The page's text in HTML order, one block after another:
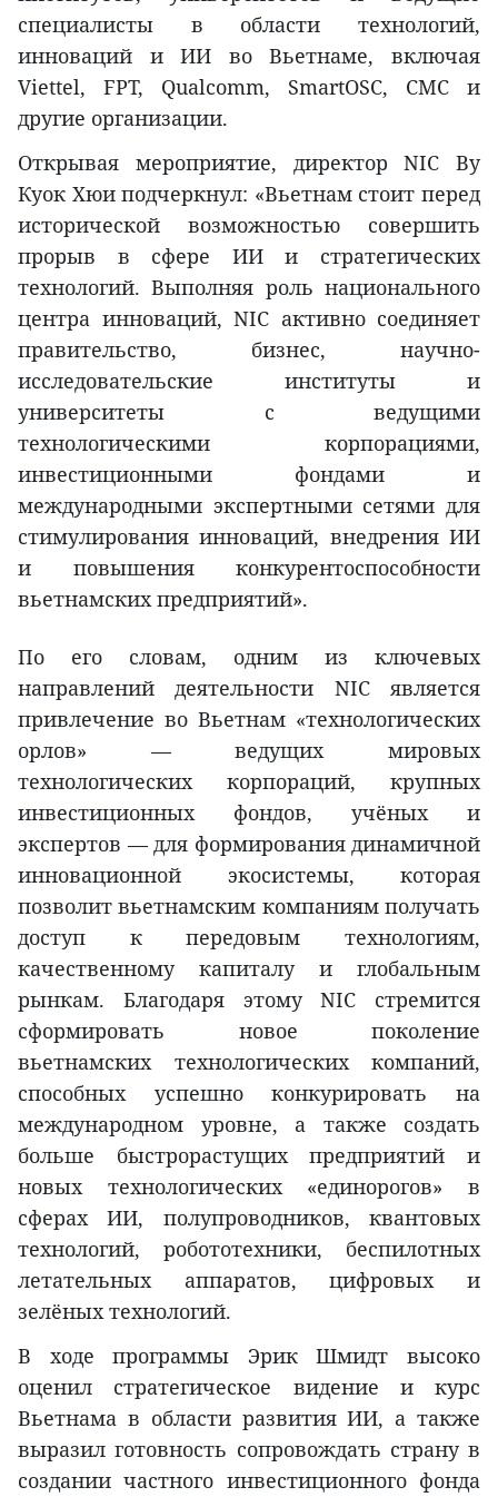
специалисты в области технологий,
инноваций и ИИ во Вьетнаме, включая
Viettel, FPT, Qualcomm, SmartOSC, CMC и
другие организации.
Открывая мероприятие, директор NIC Ву
Куок Хюи подчеркнул: «Вьетнам стоит перед
исторической возможностью совершить
прорыв в сфере ИИ и стратегических
технологий. Выполняя роль национального
центра инноваций, NIC активно соединяет
правительство, бизнес, научно-
исследовательские институты и
университеты с ведущими
технологическими корпорациями,
инвестиционными фондами и
международными экспертными сетями для
стимулирования инноваций, внедрения ИИ
и повышения конкурентоспособности
вьетнамских предприятий».
По его словам, одним из ключевых
направлений деятельности NIC является
привлечение во Вьетнам «технологических
орлов» — ведущих мировых
технологических корпораций, крупных
инвестиционных фондов, учёных и
экспертов — для формирования динамичной
инновационной экосистемы, которая
позволит вьетнамским компаниям получать
доступ к передовым технологиям,
качественному капиталу и глобальным
рынкам. Благодаря этому NIC стремится
сформировать новое поколение
вьетнамских технологических компаний,
способных успешно конкурировать на
международном уровне, а также создать
больше быстрорастущих предприятий и
новых технологических «единорогов» в
сферах ИИ, полупроводников, квантовых
технологий, робототехники, беспилотных
летательных аппаратов, цифровых и
зелёных технологий.
В ходе программы Эрик Шмидт высоко
оценил стратегическое видение и курс
Вьетнама в области развития ИИ, а также
выразил готовность сопровождать страну в
создании частного инвестиционного фонда